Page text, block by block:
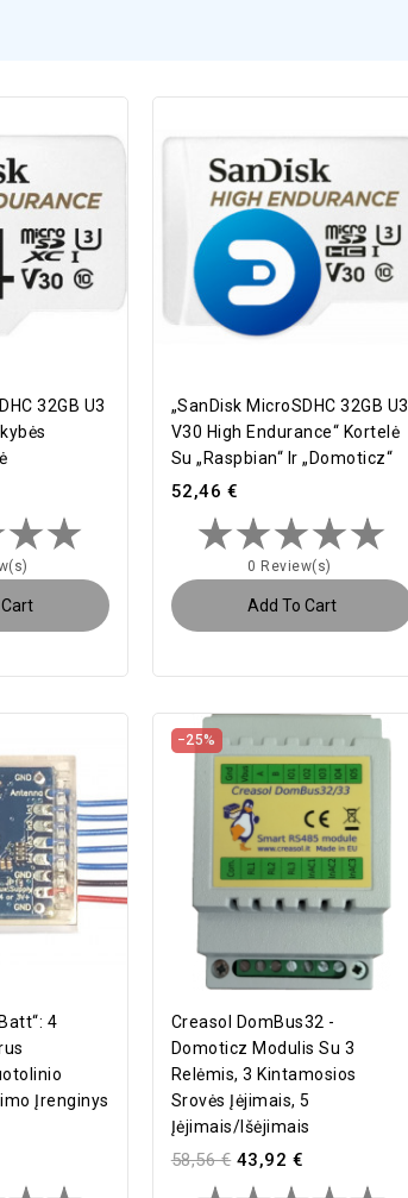
32GB U3
„SanDisk MicroSDHC 32GB U3
V30 High Endurance“ Kortelė
Su „Raspbian“ Ir „Domoticz“
52,46 €
0 Review(s)
Add To Cart
4
Įrenginys
−25%
Creasol DomBus32 -
Domoticz Modulis Su 3
Relėmis, 3 Kintamosios
Srovės Įėjimais, 5
Įėjimais/išėjimais
58,56 € 43,92 €